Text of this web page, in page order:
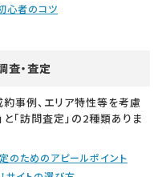
心者のコツ
査・査定
事例、エリア特性等を考慮
「訪問査定」の2種類ありま
のためのアピールポイント